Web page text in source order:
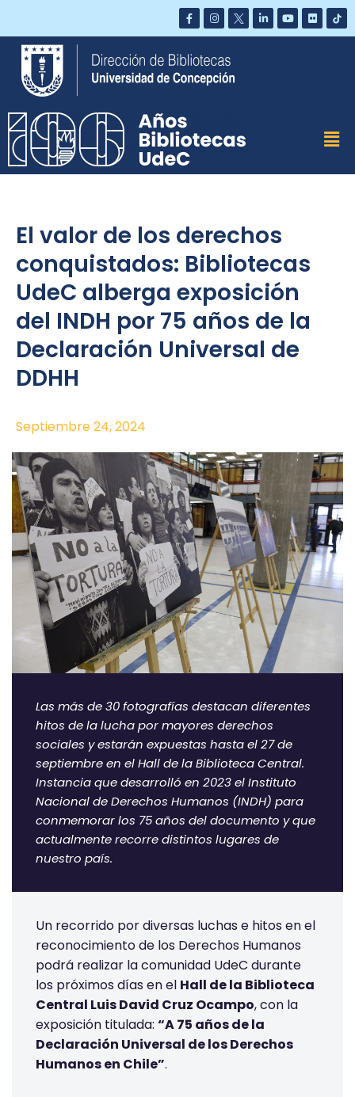
Saltar
contenido
El valor de los derechos
conquistados: Bibliotecas
UdeC alberga exposición
del INDH por 75 años de la
Declaración Universal de
DDHH
Septiembre 24, 2024
Las más de 30 fotografías destacan diferentes
hitos de la lucha por mayores derechos
sociales y estarán expuestas hasta el 27 de
septiembre en el Hall de la Biblioteca Central.
Instancia que desarrolló en 2023 el Instituto
Nacional de Derechos Humanos (INDH) para
conmemorar los 75 años del documento y que
actualmente recorre distintos lugares de
nuestro país.
Un recorrido por diversas luchas e hitos en el
reconocimiento de los Derechos Humanos
podrá realizar la comunidad UdeC durante
los próximos días en el Hall de la Biblioteca
Central Luis David Cruz Ocampo, con la
exposición titulada: “A 75 años de la
Declaración Universal de los Derechos
Humanos en Chile”.